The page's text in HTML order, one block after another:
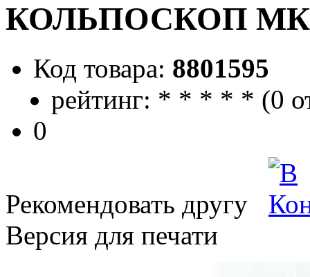
КОЛЬПОСКОП
Код товара: 8801595
рейтинг: * * * * * (0
0
Рекомендовать другу
Версия для печати